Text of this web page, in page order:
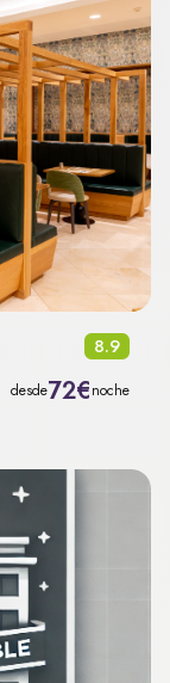
8.9
desde72€noche